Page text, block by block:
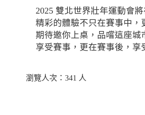
2025 雙北世界壯年運動會
精彩的體驗不只在賽事中，
期待邀你上桌，品嚐這座城
享受賽事，更在賽事後，享
瀏覽人次：341 人